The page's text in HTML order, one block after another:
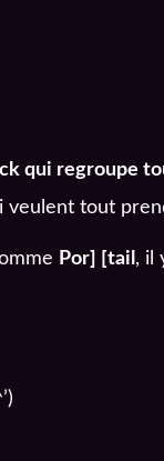
qui regroupe
veulent tout
Por] [tail , il